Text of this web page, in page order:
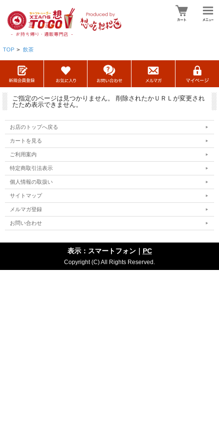
TOP > 飲茶
ご指定のページは見つかりません。 削除されたかＵＲＬが変更され
たため表示できません。
お店のトップへ戻る
カートを見る
ご利用案内
特定商取引法表示
個人情報の取扱い
サイトマップ
メルマガ登録
お問い合わせ
表示：スマートフォン｜ PC
Copyright (C) All Rights Reserved.